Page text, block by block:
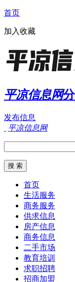
首页
加入收藏
平凉信息网
发布信息
平凉信息网
首页
生活服务
商务服务
供求信息
房产信息
商务信息
二手市场
教育培训
求职招聘
招商加盟